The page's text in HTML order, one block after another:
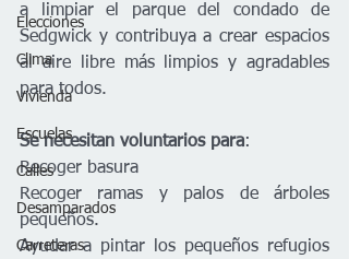
Elecciones
Clima
Vivienda
Escuelas
Calles
Desamparados
Carreteras
a limpiar el parque del condado de
Sedgwick y contribuya a crear espacios
al aire libre más limpios y agradables
para todos.
Se necesitan voluntarios para:
Recoger basura
Recoger ramas y palos de árboles
pequeños.
Ayudar a pintar los pequeños refugios